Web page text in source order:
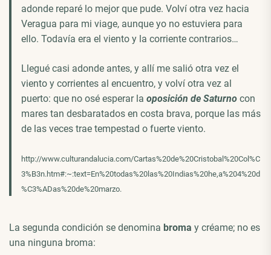
adonde reparé lo mejor que pude. Volví otra vez hacia
Veragua para mi viage, aunque yo no estuviera para
ello. Todavía era el viento y la corriente contrarios…
Llegué casi adonde antes, y allí me salió otra vez el
viento y corrientes al encuentro, y volví otra vez al
puerto: que no osé esperar la oposición de Saturno con
mares tan desbaratados en costa brava, porque las más
de las veces trae tempestad o fuerte viento.
http://www.culturandalucia.com/Cartas%20de%20Cristobal%20Col%C
3%B3n.htm#:~:text=En%20todas%20las%20Indias%20he,a%204%20d
%C3%ADas%20de%20marzo.
La segunda condición se denomina broma y créame; no es
una ninguna broma: